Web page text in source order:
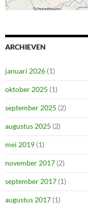
ARCHIEVEN
januari 2026 (1)
oktober 2025 (1)
september 2025 (2)
augustus 2025 (2)
mei 2019 (1)
november 2017 (2)
september 2017 (1)
augustus 2017 (1)